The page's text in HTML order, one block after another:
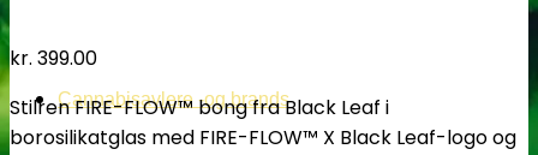
Cannabisavlere -og brands
kr. 399.00
Stilren FIRE-FLOW™ bong fra Black Leaf i
borosilikatglas med FIRE-FLOW™ X Black Leaf-logo og